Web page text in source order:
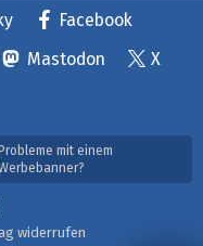
Facebook
Mastodon
X
Probleme mit einem
widerrufen